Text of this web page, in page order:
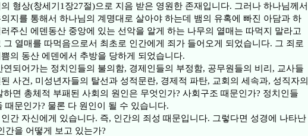
형상(창세기1장27절)으로 지음 받은 영원한 존재입니다. 그러나 하나님께서
지를 통해서 하나님의 계명대로 살아야 하는데 뱀의 유혹에 빠진 아담과 하
주신 에덴동산 중앙에 있는 선악을 알게 하는 나무의 열매는 따먹지 말라고
그 열매를 따먹음으로서 최초로 인간에게 죄가 들어오게 되었습니다. 그 죄로
의 동산 에덴에서 추방을 당하게 되었습니다.
연되어가는 정치인들의 불의함, 경제인들의 부정함, 공무원들의 비리, 교사들
사건, 미성년자들의 탈선과 성적문란, 경제적 파탄, 교회의 세속과, 성직자의
하면 총체적 부패된 사회의 원인은 무엇인가? 사회구조 때문인가? 정치인들
때문인가? 물론 다 원인이 될 수 있습니다.
간 자신에게 있습니다. 즉, 인간의 죄성 때문입니다. 그렇다면 성경에 나타난
간을 어떻게 보고 있는가?